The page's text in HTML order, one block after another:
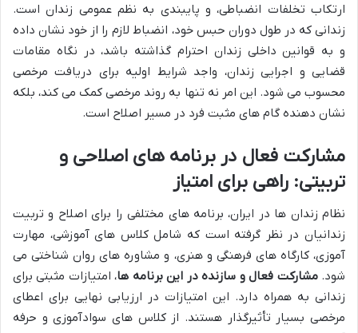
ارتکاب تخلفات انضباطی، و پایبندی به نظم عمومی زندان است.
زندانی که در طول دوران حبس خود، انضباط لازم را از خود نشان داده
و به قوانین داخلی زندان احترام گذاشته باشد، در نگاه مقامات
قضایی و اجرایی زندان، واجد شرایط اولیه برای دریافت مرخصی
محسوب می شود. این امر نه تنها به روند مرخصی کمک می کند، بلکه
نشان دهنده گام های مثبت فرد در مسیر اصلاح است.
مشارکت فعال در برنامه های اصلاحی و
تربیتی: راهی برای امتیاز
نظام زندان ها در ایران، برنامه های مختلفی را برای اصلاح و تربیت
زندانیان در نظر گرفته است که شامل کلاس های آموزشی، مهارت
آموزی، کارگاه های فرهنگی و هنری، و مشاوره های روان شناختی می
شود.مشارکت فعال و سازنده در این برنامه ها، امتیازات مثبتی برای
زندانی به همراه دارد. این امتیازات در ارزیابی نهایی برای اعطای
مرخصی بسیار تأثیرگذار هستند. از کلاس های سوادآموزی و حرفه